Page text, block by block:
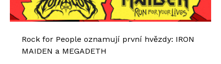
Rock for People oznamují první hvězdy: IRON
MAIDEN a MEGADETH